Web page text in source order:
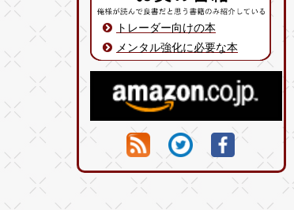
トレーダー向けの本
メンタル強化に必要な本